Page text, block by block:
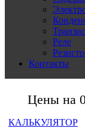
Реле
Контакты
Цены на
КАЛЬКУЛЯТОР